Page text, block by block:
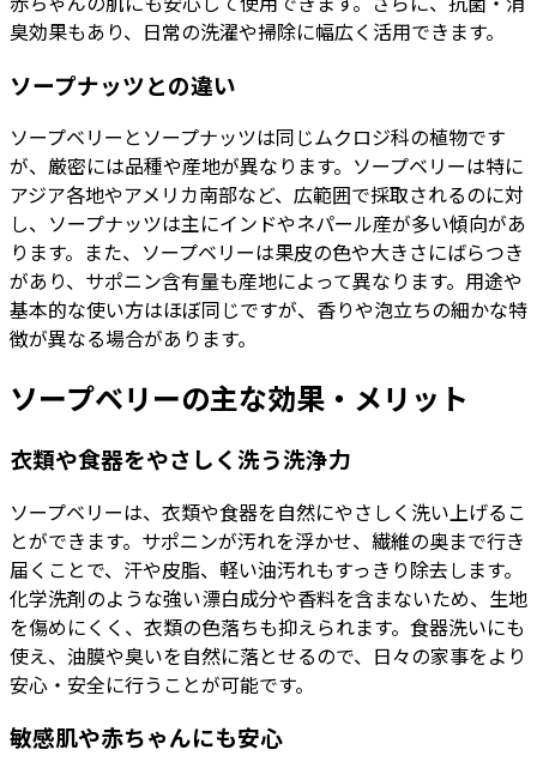
臭効果もあり、日常の洗濯や掃除に幅広く活用できます。
ソープナッツとの違い
ソープベリーとソープナッツは同じムクロジ科の植物です
が、厳密には品種や産地が異なります。ソープベリーは特に
アジア各地やアメリカ南部など、広範囲で採取されるのに対
し、ソープナッツは主にインドやネパール産が多い傾向があ
ります。また、ソープベリーは果皮の色や大きさにばらつき
があり、サポニン含有量も産地によって異なります。用途や
基本的な使い方はほぼ同じですが、香りや泡立ちの細かな特
徴が異なる場合があります。
ソープベリーの主な効果・メリット
衣類や食器をやさしく洗う洗浄力
ソープベリーは、衣類や食器を自然にやさしく洗い上げるこ
とができます。サポニンが汚れを浮かせ、繊維の奥まで行き
届くことで、汗や皮脂、軽い油汚れもすっきり除去します。
化学洗剤のような強い漂白成分や香料を含まないため、生地
を傷めにくく、衣類の色落ちも抑えられます。食器洗いにも
使え、油膜や臭いを自然に落とせるので、日々の家事をより
安心・安全に行うことが可能です。
敏感肌や赤ちゃんにも安心